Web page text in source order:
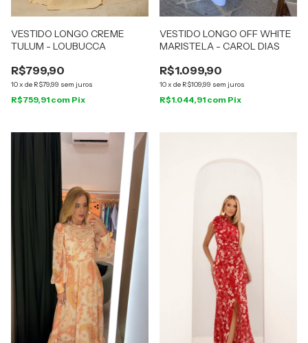
VESTIDO LONGO CREME
TULUM - LOUBUCCA
R$799,90
10x de R$79,99 sem juros
R$759,91 com Pix
VESTIDO LONGO OFF WHITE
MARISTELA - CAROL DIAS
R$1.099,90
10x de R$109,99 sem juros
R$1.044,91 com Pix